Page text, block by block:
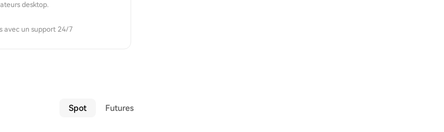
desktop.
avec un support 24/7
Spot Futures